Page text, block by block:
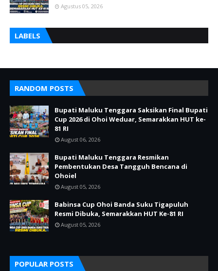
Agustus 05, 2026
LABELS
RANDOM POSTS
Bupati Maluku Tenggara Saksikan Final Bupati
Cup 2026 di Ohoi Weduar, Semarakkan HUT ke-
81 RI
August 06, 2026
Bupati Maluku Tenggara Resmikan
Pembentukan Desa Tangguh Bencana di
Ohoiel
August 05, 2026
Babinsa Cup Ohoi Banda Suku Tigapuluh
Resmi Dibuka, Semarakkan HUT Ke-81 RI
August 05, 2026
POPULAR POSTS